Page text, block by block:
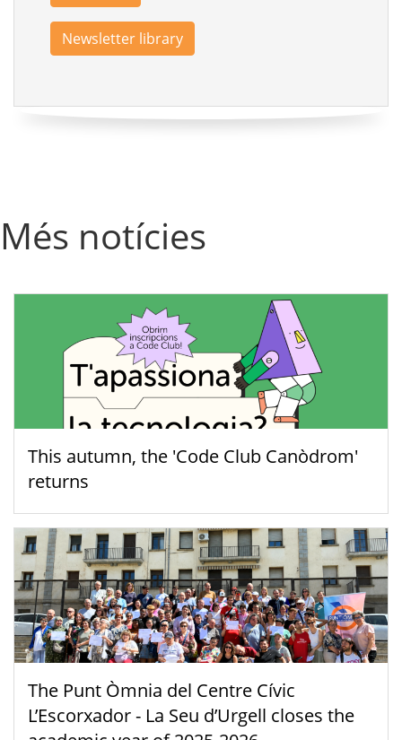
Newsletter library
Més notícies
This autumn, the 'Code Club Canòdrom'
returns
The Punt Òmnia del Centre Cívic
L’Escorxador - La Seu d’Urgell closes the